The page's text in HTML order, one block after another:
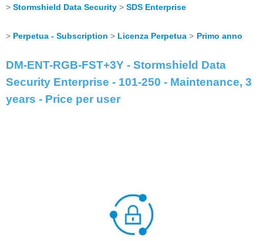
Corsi
ASSISTENZA
Certificazioni
Newsletter
Stormshield Data Security SDS Enterprise
Perpetua - Subscription Licenza Perpetua Primo anno
DM-ENT-RGB-FST+3Y - Stormshield Data
Security Enterprise - 101-250 - Maintenance, 3
years - Price per user